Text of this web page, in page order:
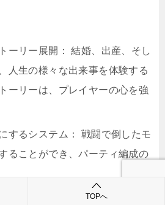
ーリー展開： 結婚、出産、そし
人生の様々な出来事を体験する
ーリーは、プレイヤーの心を強
するシステム： 戦闘で倒したモ
ることができ、パーティ編成の
ーたちと共に冒険するのは、本
TOPへ